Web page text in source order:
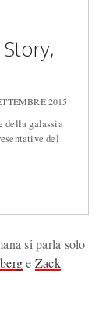
2015
della galassia
del
si parla solo
e Zack